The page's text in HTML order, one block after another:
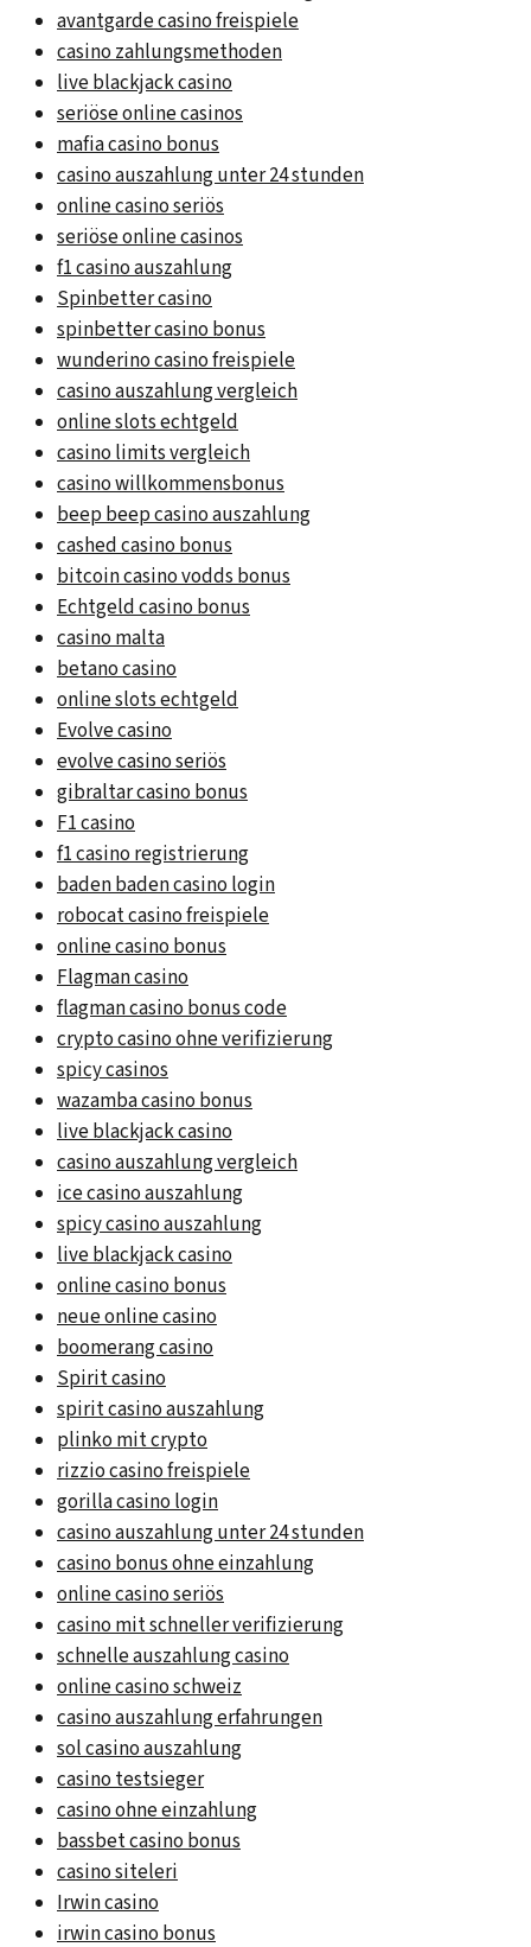
avantgarde casino freispiele
casino zahlungsmethoden
live blackjack casino
seriöse online casinos
mafia casino bonus
casino auszahlung unter 24 stunden
online casino seriös
seriöse online casinos
f1 casino auszahlung
Spinbetter casino
spinbetter casino bonus
wunderino casino freispiele
casino auszahlung vergleich
online slots echtgeld
casino limits vergleich
casino willkommensbonus
beep beep casino auszahlung
cashed casino bonus
bitcoin casino vodds bonus
Echtgeld casino bonus
casino malta
betano casino
online slots echtgeld
Evolve casino
evolve casino seriös
gibraltar casino bonus
F1 casino
f1 casino registrierung
baden baden casino login
robocat casino freispiele
online casino bonus
Flagman casino
flagman casino bonus code
crypto casino ohne verifizierung
spicy casinos
wazamba casino bonus
live blackjack casino
casino auszahlung vergleich
ice casino auszahlung
spicy casino auszahlung
live blackjack casino
online casino bonus
neue online casino
boomerang casino
Spirit casino
spirit casino auszahlung
plinko mit crypto
rizzio casino freispiele
gorilla casino login
casino auszahlung unter 24 stunden
casino bonus ohne einzahlung
online casino seriös
casino mit schneller verifizierung
schnelle auszahlung casino
online casino schweiz
casino auszahlung erfahrungen
sol casino auszahlung
casino testsieger
casino ohne einzahlung
bassbet casino bonus
casino siteleri
Irwin casino
irwin casino bonus